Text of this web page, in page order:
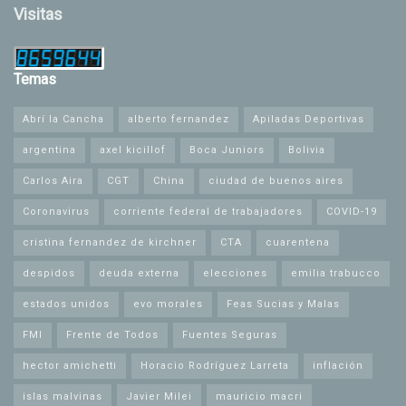
Visitas
Temas
Abrí la Cancha alberto fernandez Apiladas Deportivas
argentina axel kicillof Boca Juniors Bolivia
Carlos Aira CGT China ciudad de buenos aires
Coronavirus corriente federal de trabajadores COVID-19
cristina fernandez de kirchner CTA cuarentena
despidos deuda externa elecciones emilia trabucco
estados unidos evo morales Feas Sucias y Malas
FMI Frente de Todos Fuentes Seguras
hector amichetti Horacio Rodríguez Larreta inflación
islas malvinas Javier Milei mauricio macri